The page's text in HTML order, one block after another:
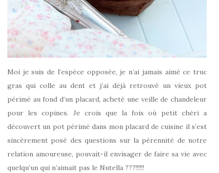
Moi je suis de l’espèce opposée, je n’ai jamais aimé ce truc
gras qui colle au dent et j’ai déjà retrouvé un vieux pot
périmé au fond d’un placard, acheté une veille de chandeleur
pour les copines. Je crois que la fois où petit chéri a
découvert un pot périmé dans mon placard de cuisine il s’est
sincèrement posé des questions sur la pérennité de notre
relation amoureuse, pouvait-il envisager de faire sa vie avec
quelqu’un qui n’aimait pas le Nutella ???!!!!!!